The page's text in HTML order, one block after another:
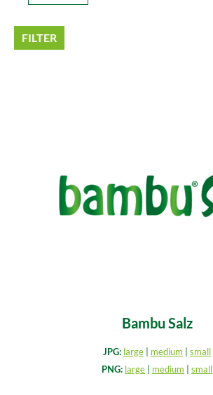
Bambu Salz
JPG: large medium
small
PNG: large medium small